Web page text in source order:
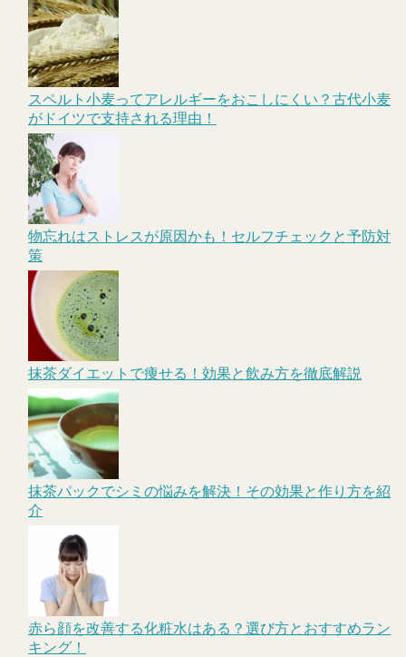
スペルト小麦ってアレルギーをおこしにくい？古代小麦
がドイツで支持される理由！
物忘れはストレスが原因かも！セルフチェックと予防対
策
抹茶ダイエットで痩せる！効果と飲み方を徹底解説
抹茶パックでシミの悩みを解決！その効果と作り方を紹
介
赤ら顔を改善する化粧水はある？選び方とおすすめラン
キング！